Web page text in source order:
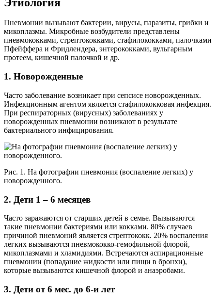
Пневмонии вызывают бактерии, вирусы, паразиты, грибки и
микоплазмы. Микробные возбудители представлены
пневмококками, стрептококками, стафилококками, палочками
Пфейффера и Фридлендера, энтерококками, вульгарным
протеем, кишечной палочкой и др.
1. Новорожденные
Часто заболевание возникает при сепсисе новорожденных.
Инфекционным агентом является стафилококковая инфекция.
При респираторных (вирусных) заболеваниях у
новорожденных пневмонии возникают в результате
бактериального инфицирования.
Рис. 1. На фотографии пневмония (воспаление легких) у
новорожденного.
2. Дети 1 – 6 месяцев
Часто заражаются от старших детей в семье. Вызываются
такие пневмонии бактериями или кокками. 80% случаев
причиной пневмоний является стрептококк. 20% воспаления
легких вызываются пневмококко-гемофильной флорой,
микоплазмами и хламидиями. Встречаются аспирационные
пневмонии (попадание жидкости или пищи в бронхи),
которые вызываются кишечной флорой и анаэробами.
3. Дети от 6 мес. до 6-и лет